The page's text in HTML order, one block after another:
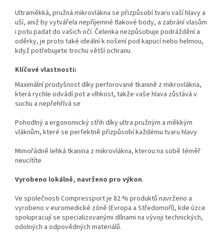
Ultraměkká, pružná mikrovlákna se přizpůsobí tvaru vaší hlavy a
uší, aniž by vytvářela nepříjemné tlakové body, a zabrání vlasům
i potu padat do vašich očí. Čelenka nezpůsobuje podráždění a
oděrky, je proto také ideální k nošení pod kapucí nebo helmou,
když potřebujete trochu větší ochranu.
Klíčové vlastnosti:
Maximální prodyšnost díky perforované tkanině z mikrovlákna,
která rychle odvádí pot a vlhkost, takže vaše hlava zůstává v
suchu a nepřehřívá se
Pohodlný a ergonomický střih díky ultra pružným a měkkým
vláknům, které se perfektně přizpůsobí každému tvaru hlavy
Mimořádně lehká tkanina z mikrovlákna, kterou na sobě téměř
neucítíte
Vyrobeno lokálně, navrženo pro výkon.
Ve společnosti Compressport je 82 % produktů navrženo a
vyrobeno v euromedické zóně (Evropa a Středomoří), kde úzce
spolupracují se specializovanými dílnami na vývoji technických,
odolných a odpovědných materiálů.